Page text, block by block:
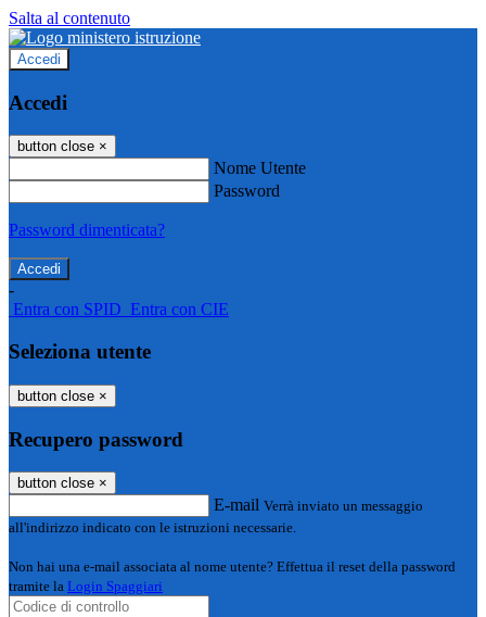
Salta al contenuto
Accedi
Accedi
button close ×
Nome Utente
Password
Password dimenticata?
-
Entra con SPID Entra con CIE
Seleziona utente
button close ×
Recupero password
button close ×
E-mail Verrà inviato un messaggio
all'indirizzo indicato con le istruzioni necessarie.
Non hai una e-mail associata al nome utente? Effettua il reset della password
tramite la Login Spaggiari